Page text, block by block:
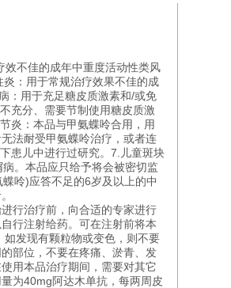
效不佳的成年中重度活动性类风
：用于常规治疗效果不佳的成
：用于充足糖皮质激素和/或免
充分、需要节制使用糖皮质激
炎：本品与甲氨蝶呤合用，用
法耐受甲氨蝶呤治疗，或者连
患儿中进行过研究。7.儿童斑块
。本品应只给予将会被密切监
呤)应答不足的6岁及以上的中
行治疗前，向合适的专家进行
行注射给药。可在注射前将本
发现有颗粒物或变色，则不要
部位，不要在疼痛、淤青、发
用本品治疗期间，需要对其它
为40mg阿达木单抗，每两周皮